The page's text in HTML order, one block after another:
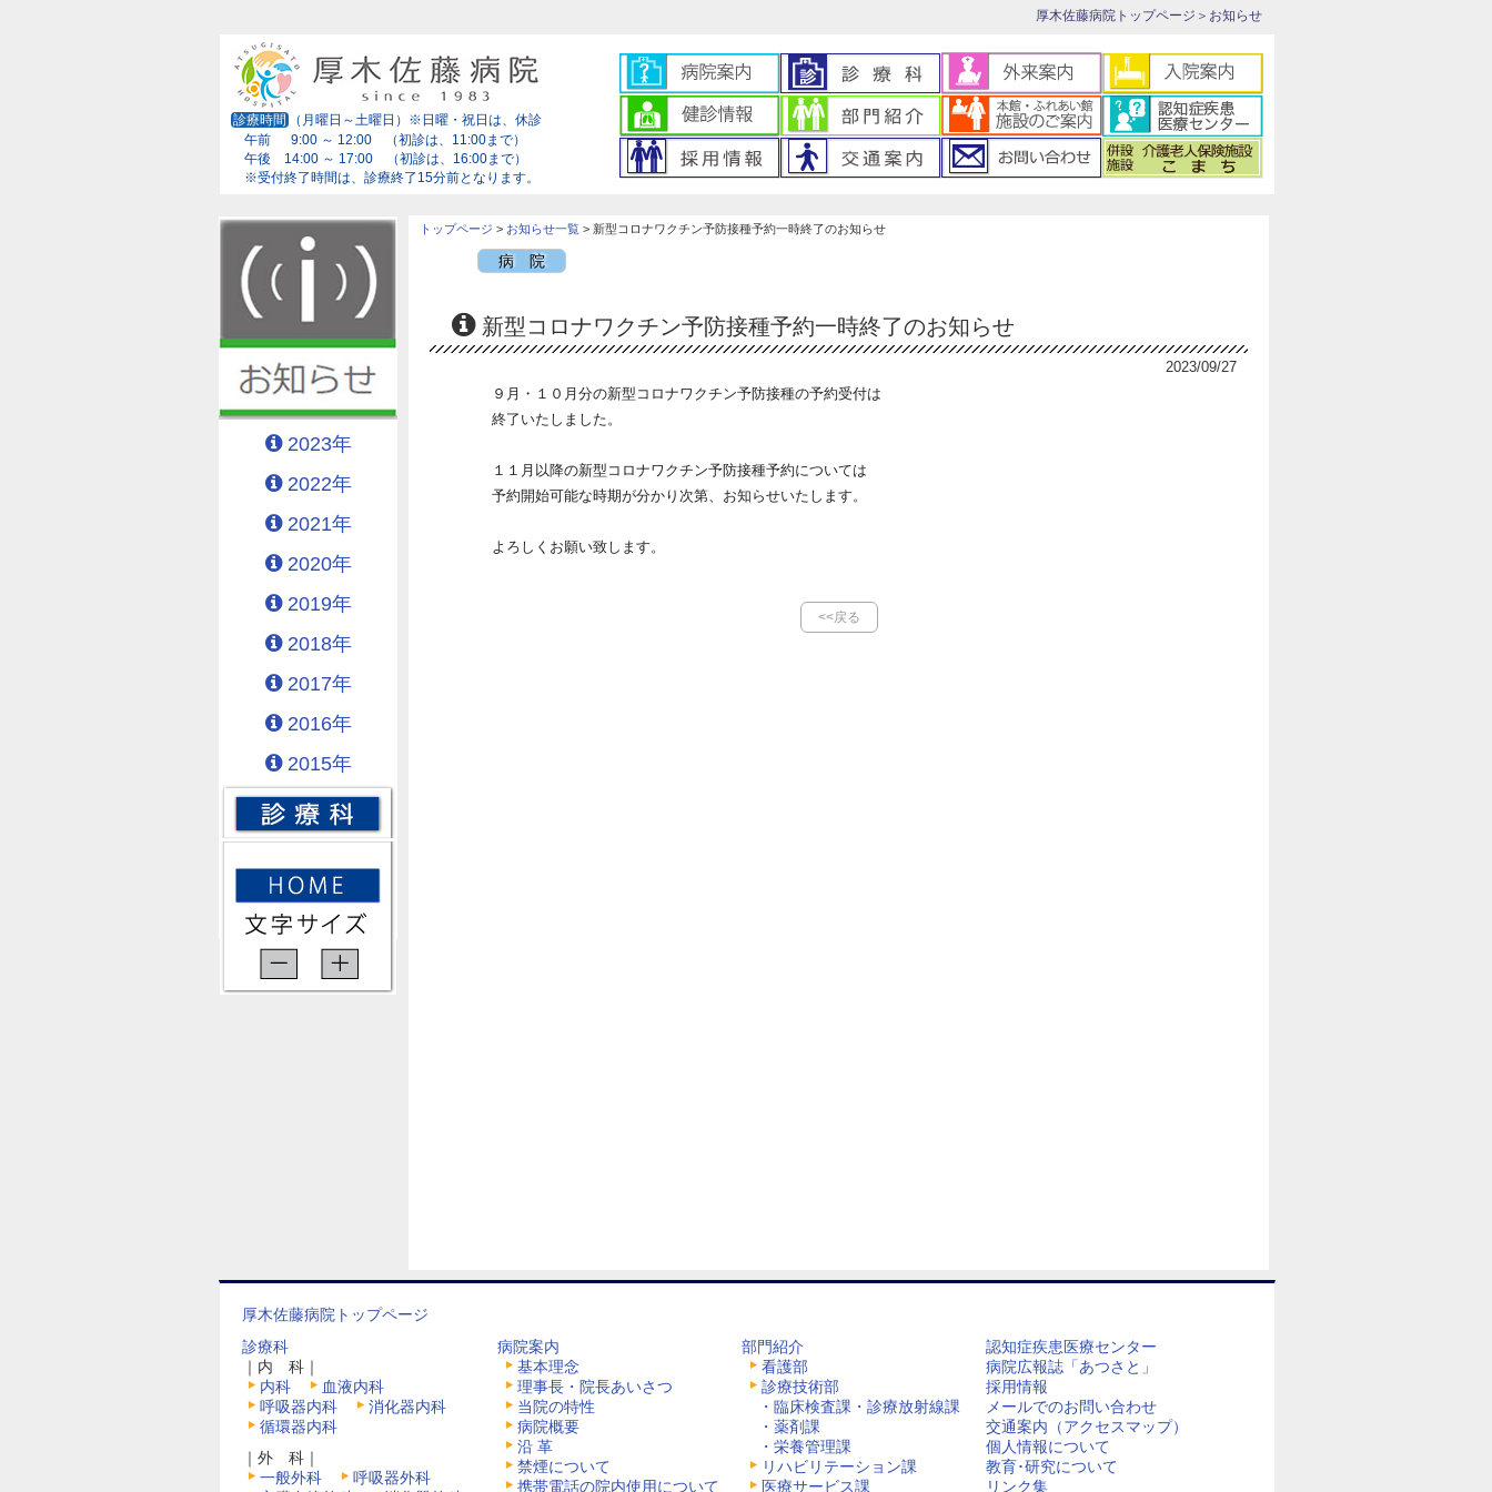
厚木佐藤病院トップページ ＞お知らせ
診療時間
（月曜日～土曜日）※日曜・祝日は、休診
午前 9:00 ～ 12:00 （初診は、11:00まで）
午後 14:00 ～ 17:00 （初診は、16:00まで）
※受付終了時間は、診療終了15分前となります。
2023年
2022年
2021年
2020年
2019年
2018年
2017年
2016年
2015年
トップページ > お知らせ一覧 > 新型コロナワクチン予防接種予約一時終了のお知らせ
病 院
新型コロナワクチン予防接種予約一時終了のお知らせ
2023/09/27
９月・１０月分の新型コロナワクチン予防接種の予約受付は
終了いたしました。
１１月以降の新型コロナワクチン予防接種予約については
予約開始可能な時期が分かり次第、お知らせいたします。
よろしくお願い致します。
<<戻る
厚木佐藤病院トップページ
診療科
｜内 科｜
内科
血液内科
呼吸器内科
消化器内科
循環器内科
｜外 科｜
一般外科
呼吸器外科
病院案内
基本理念
理事長・院長あいさつ
当院の特性
病院概要
沿 革
禁煙について
携帯電話の院内使用について
部門紹介
看護部
診療技術部
・臨床検査課・診療放射線課
・薬剤課
・栄養管理課
リハビリテーション課
医療サービス課
認知症疾患医療センター
病院広報誌「あつさと」
採用情報
メールでのお問い合わせ
交通案内（アクセスマップ）
個人情報について
教育･研究について
リンク集